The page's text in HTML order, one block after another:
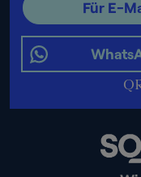
Für E-